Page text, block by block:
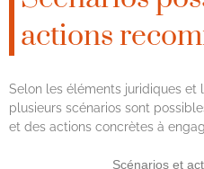
actions
Selon les éléments juridiques et
plusieurs scénarios sont
et des actions concrètes à
Scénarios et